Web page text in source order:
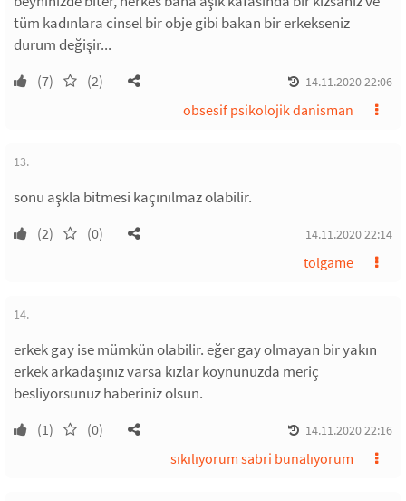
tüm kadınlara cinsel bir obje gibi bakan bir erkekseniz
durum değişir...
(7) (2) 14.11.2020 22:06
obsesif psikolojik danisman
13.
sonu aşkla bitmesi kaçınılmaz olabilir.
(2) (0) 14.11.2020 22:14
tolgame
14.
erkek gay ise mümkün olabilir. eğer gay olmayan bir yakın
erkek arkadaşınız varsa kızlar koynunuzda meriç
besliyorsunuz haberiniz olsun.
(1) (0) 14.11.2020 22:16
sıkılıyorum sabri bunalıyorum